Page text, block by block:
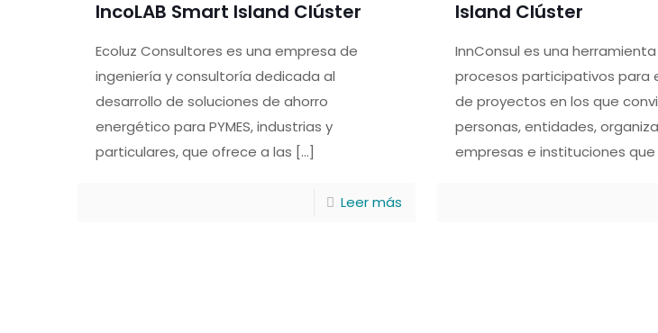
IncoLAB Smart Island Clúster
Ecoluz Consultores es una empresa de
ingeniería y consultoría dedicada al
desarrollo de soluciones de ahorro
energético para PYMES, industrias y
particulares, que ofrece a las […]
Leer más
Island Clúster
InnConsul es una
procesos participativos para
de proyectos en los que
personas, entidades,
empresas e instituciones que